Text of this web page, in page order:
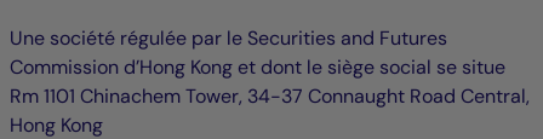
Une société régulée par le Securities and Futures
Commission d’Hong Kong et dont le siège social se situe
Rm 1101 Chinachem Tower, 34-37 Connaught Road Central,
Hong Kong